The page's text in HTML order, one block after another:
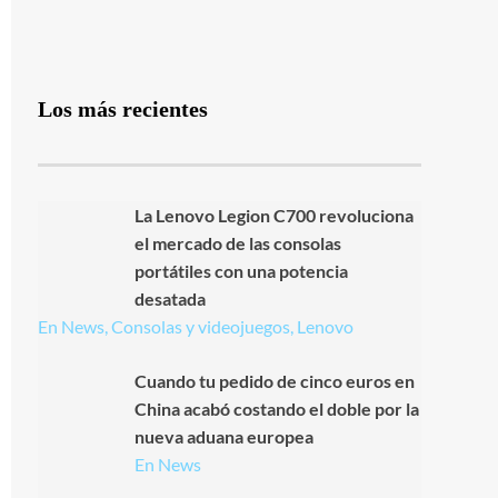
Los más recientes
La Lenovo Legion C700 revoluciona
el mercado de las consolas
portátiles con una potencia
desatada
En News, Consolas y videojuegos, Lenovo
Cuando tu pedido de cinco euros en
China acabó costando el doble por la
nueva aduana europea
En News